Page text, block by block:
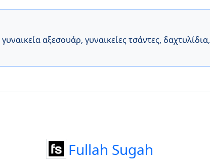
γυναικεία αξεσουάρ, γυναικείες τσάντες, δαχτυλίδια,
Fullah Sugah